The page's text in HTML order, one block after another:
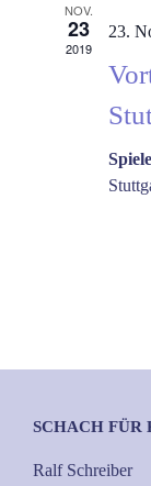
NOV.
23
2019
23.
SCHACH FÜR
Ralf Schreiber